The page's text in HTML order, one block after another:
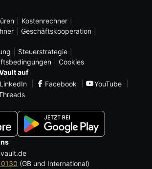
Kostenrechner
Geschäftskooperation
Steuerstrategie
Cookies
auf
LinkedIn Facebook
YouTube
(GB und International)